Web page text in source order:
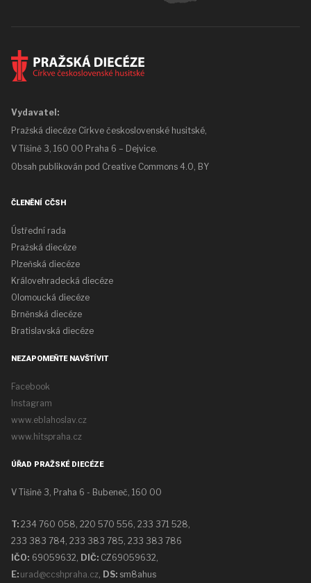
Vydavatel:
Pražská diecéze Církve československé husitské,
V Tišině 3, 160 00 Praha 6 – Dejvice.
Obsah publikován pod Creative Commons 4.0, BY
ČLENĚNÍ CČSH
Ústřední rada
Pražská diecéze
Plzeňská diecéze
Královehradecká diecéze
Olomoucká diecéze
Brněnská diecéze
Bratislavská diecéze
NEZAPOMEŇTE NAVŠTÍVIT
Facebook
Instagram
www.eblahoslav.cz
www.hitspraha.cz
ÚŘAD PRAŽSKÉ DIECÉZE
V Tišině 3, Praha 6 - Bubeneč, 160 00
T: 234 760 058, 220 570 556, 233 371 528,
233 383 784, 233 383 785, 233 383 786
IČO: 69059632, DIČ: CZ69059632
E: urad@ccshpraha.cz DS: sm8ahus